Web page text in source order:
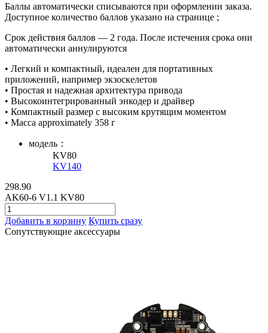
Баллы автоматически списываются при оформлении заказа.
Доступное количество баллов указано на странице ;
Срок действия баллов — 2 года. После истечения срока они
автоматически аннулируются
• Легкий и компактный, идеален для портативных
приложений, например экзоскелетов
• Простая и надежная архитектура привода
• Высокоинтегрированный энкодер и драйвер
• Компактный размер с высоким крутящим моментом
• Масса approximately 358 г
модель：
KV80
KV140
298.90
AK60-6 V1.1 KV80
Добавить в корзину Купить сразу
Сопутствующие аксессуары